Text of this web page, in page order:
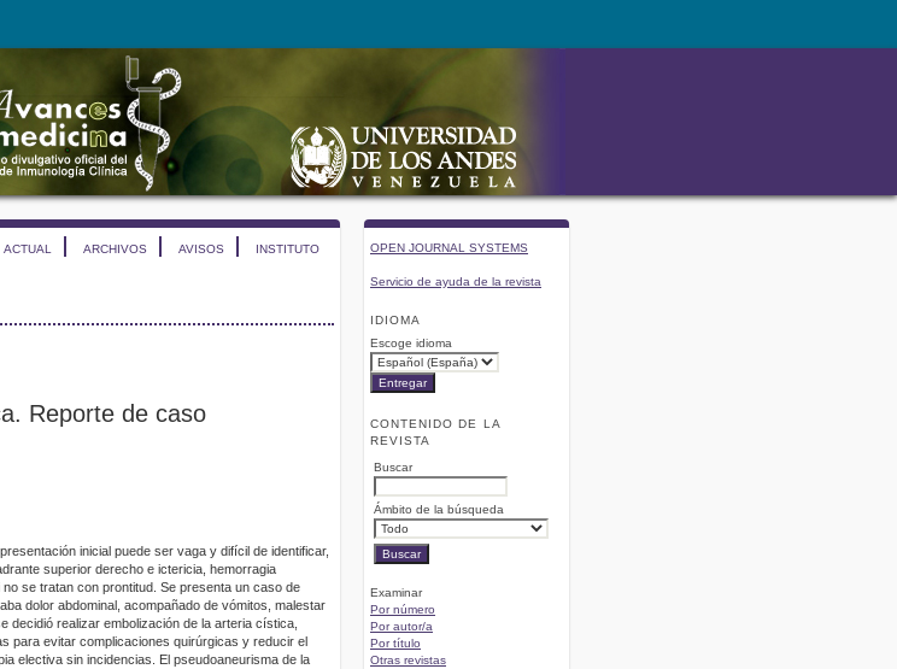
OPEN JOURNAL SYSTEMS
Servicio de ayuda de la revista
IDIOMA
Escoge idioma
CONTENIDO DE LA
REVISTA
Buscar
Ámbito de la búsqueda
Examinar
Por número
Por autor/a
Por título
Otras revistas
ACTUAL ARCHIVOS AVISOS INSTITUTO
Reporte de caso
inicial puede ser vaga y difícil de identificar,
superior derecho e ictericia, hemorragia
se tratan con prontitud. Se presenta un caso de
dolor abdominal, acompañado de vómitos, malestar
decidió realizar embolización de la arteria cística,
para evitar complicaciones quirúrgicas y reducir el
electiva sin incidencias. El pseudoaneurisma de la